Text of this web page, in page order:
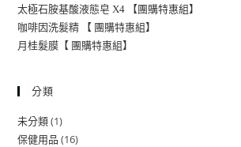
太極石胺基酸液態皂 X4 【團購特惠組】
咖啡因洗髮精 【 團購特惠組】
月桂髮膜【 團購特惠組】
分類
未分類 1
保健用品 16